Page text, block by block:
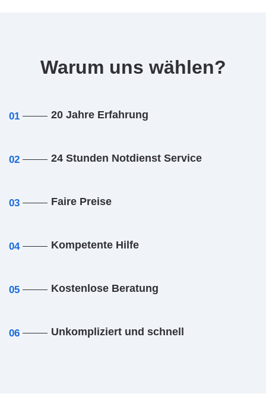
Warum uns wählen?
01 20 Jahre Erfahrung
02 24 Stunden Notdienst Service
03 Faire Preise
04 Kompetente Hilfe
05 Kostenlose Beratung
06 Unkompliziert und schnell